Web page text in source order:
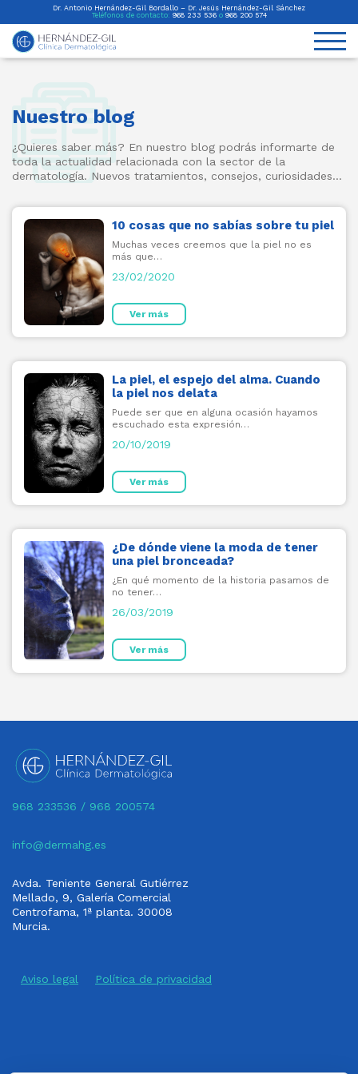
Dr. Antonio Hernández-Gil Bordallo – Dr. Jesús Hernández-Gil Sánchez
Teléfonos de contacto: 968 233 536 o 968 200 574
Nuestro blog
¿Quieres saber más? En nuestro blog podrás informarte de
toda la actualidad relacionada con la sector de la
dermatología. Nuevos tratamientos, consejos, curiosidades...
10 cosas que no sabías sobre tu piel
Muchas veces creemos que la piel no es
más que…
23/02/2020
Ver más
La piel, el espejo del alma. Cuando
la piel nos delata
Puede ser que en alguna ocasión hayamos
escuchado esta expresión…
20/10/2019
Ver más
¿De dónde viene la moda de tener
una piel bronceada?
¿En qué momento de la historia pasamos de
no tener…
26/03/2019
Ver más
968 233536 / 968 200574
info@dermahg.es
Avda. Teniente General Gutiérrez
Mellado, 9, Galería Comercial
Centrofama, 1ª planta. 30008
Murcia.
Aviso legal Política de privacidad